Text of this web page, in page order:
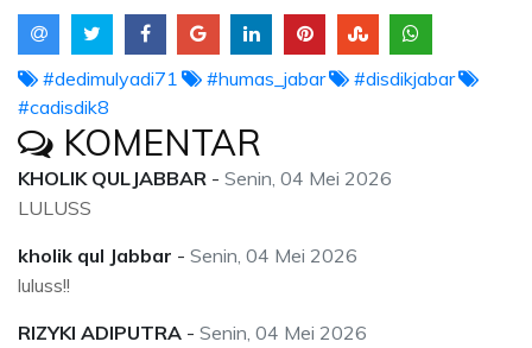
#dedimulyadi71 #humas_jabar
#disdikjabar
#cadisdik8
KOMENTAR
KHOLIK QULJABBAR - Senin, 04 Mei 2026
LULUSS
kholik qul Jabbar - Senin, 04 Mei 2026
luluss!!
RIZYKI ADIPUTRA - Senin, 04 Mei 2026